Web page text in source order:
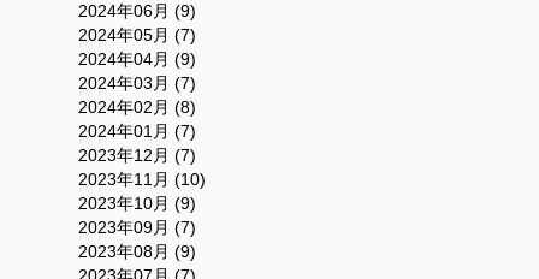
2024年06月 (9)
2024年05月 (7)
2024年04月 (9)
2024年03月 (7)
2024年02月 (8)
2024年01月 (7)
2023年12月 (7)
2023年11月 (10)
2023年10月 (9)
2023年09月 (7)
2023年08月 (9)